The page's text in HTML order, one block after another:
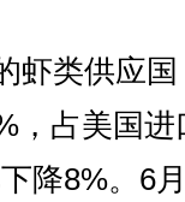
类供应国
，占美国
降8%。6